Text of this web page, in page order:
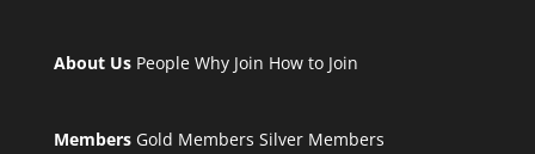
About Us People Why Join How to Join
Members Gold Members Silver Members